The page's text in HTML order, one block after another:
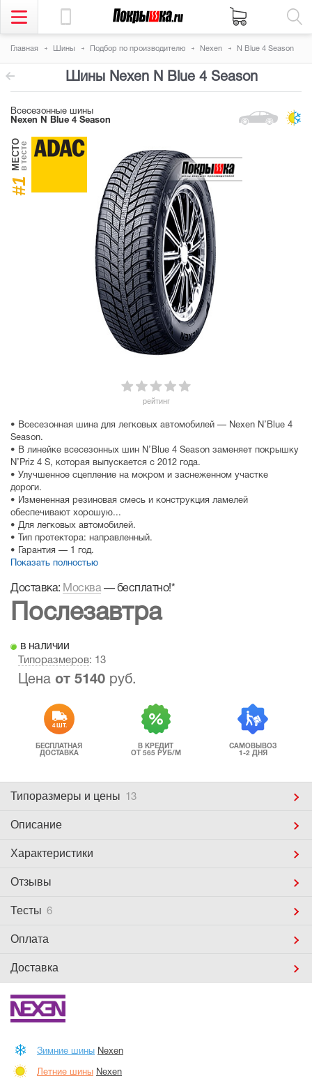
Главная Шины Подбор по производителю Nexen N Blue 4 Season
Шины Nexen N Blue 4 Season
Всесезонные шины
Nexen N Blue 4 Season
рейтинг
#1
МЕСТОв тесте
• Всесезонная шина для легковых автомобилей — Nexen N’Blue 4
Season.
• В линейке всесезонных шин N’Blue 4 Season заменяет покрышку
N’Priz 4 S, которая выпускается с 2012 года.
• Улучшенное сцепление на мокром и заснеженном участке
дороги.
• Измененная резиновая смесь и конструкция ламелей
обеспечивают хорошую...
• Для легковых автомобилей.
• Тип протектора: направленный.
• Гарантия — 1 год.
Показать полностью
Доставка: Москва— бесплатно!*
Послезавтра
в наличии
Типоразмеров: 13
Цена от 5140 руб.
4 ШТ.
БЕСПЛАТНАЯ
ДОСТАВКА
В КРЕДИТ
ОТ 565 РУБ/М
САМОВЫВОЗ
1-2 ДНЯ
Типоразмеры и цены 13
Описание
Характеристики
Отзывы
Тесты 6
Оплата
Доставка
Зимние шины Nexen
Летние шины Nexen